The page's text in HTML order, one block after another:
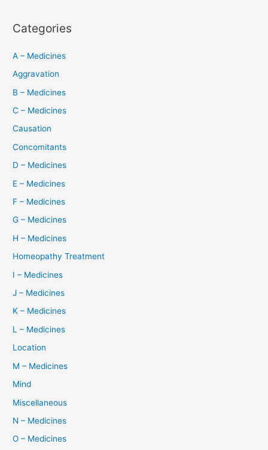
Categories
A – Medicines
Aggravation
B – Medicines
C – Medicines
Causation
Concomitants
D – Medicines
E – Medicines
F – Medicines
G – Medicines
H – Medicines
Homeopathy Treatment
I – Medicines
J – Medicines
K – Medicines
L – Medicines
Location
M – Medicines
Mind
Miscellaneous
N – Medicines
O – Medicines